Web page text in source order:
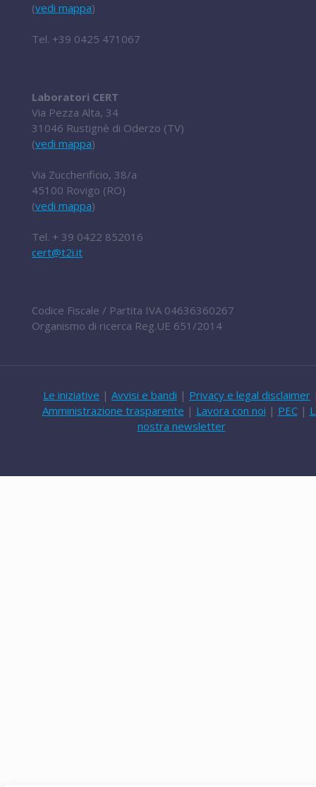
(vedi mappa)
Tel. +39 0425 471067
Laboratori CERT
Via Pezza Alta, 34
31046 Rustignè di Oderzo (TV)
(vedi mappa)
Via Zuccherificio, 38/a
45100 Rovigo (RO)
(vedi mappa)
Tel. + 39 0422 852016
cert@t2i.it
Codice Fiscale / Partita IVA 04636360267
Organismo di ricerca Reg.UE 651/2014
Le iniziative | Avvisi e bandi | Privacy e legal disclaimer
Amministrazione trasparente | Lavora con noi | PEC|
nostra newsletter